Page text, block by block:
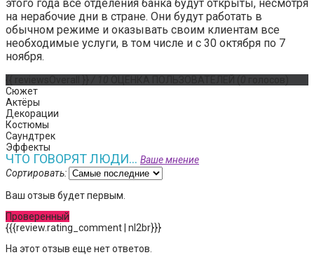
этого года все отделения банка будут открыты, несмотря
на нерабочие дни в стране. Они будут работать в
обычном режиме и оказывать своим клиентам все
необходимые услуги, в том числе и с 30 октября по 7
ноября.
Сюжет
Актёры
Декорации
Костюмы
Саундтрек
Эффекты
ЧТО ГОВОРЯТ ЛЮДИ... Ваше мнение
Сортировать:
Ваш отзыв будет первым.
Проверенный
{{{review.rating_comment | nl2br}}}
На этот отзыв еще нет ответов.